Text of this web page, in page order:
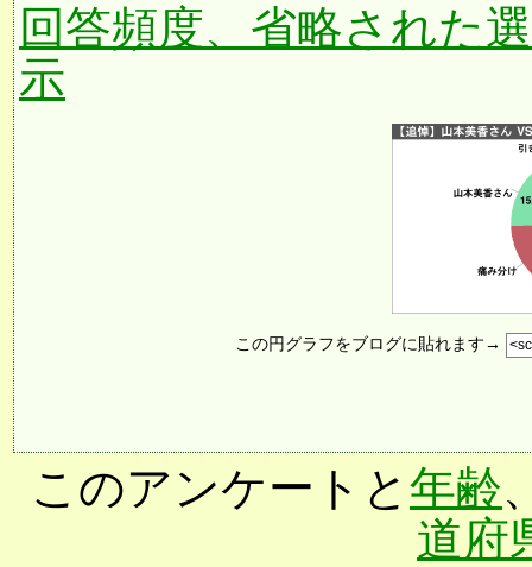
回答頻度、省略された
示
この円グラフをブログに貼れます→
このアンケートと 年齢
道府